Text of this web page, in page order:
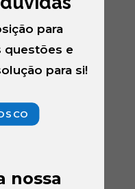
para
questões e
para si!
nossa